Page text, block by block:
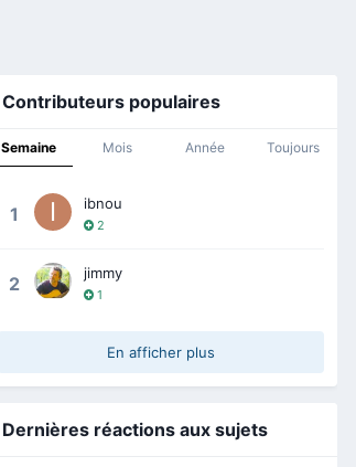
Contributeurs populaires
Semaine Mois Année Toujours
1 ibnou
2
2 jimmy
1
En afficher plus
Dernières réactions aux sujets